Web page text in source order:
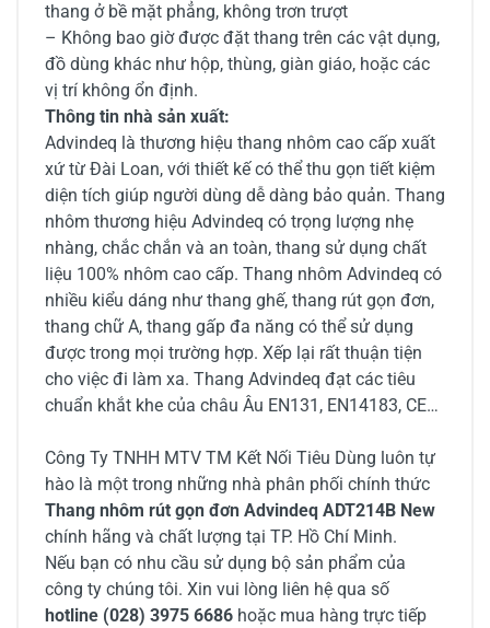
thang ở bề mặt phẳng, không trơn trượt
– Không bao giờ được đặt thang trên các vật dụng,
đồ dùng khác như hộp, thùng, giàn giáo, hoặc các
vị trí không ổn định.
Thông tin nhà sản xuất:
Advindeq là thương hiệu thang nhôm cao cấp xuất
xứ từ Đài Loan, với thiết kế có thể thu gọn tiết kiệm
diện tích giúp người dùng dễ dàng bảo quản. Thang
nhôm thương hiệu Advindeq có trọng lượng nhẹ
nhàng, chắc chắn và an toàn, thang sử dụng chất
liệu 100% nhôm cao cấp. Thang nhôm Advindeq có
nhiều kiểu dáng như thang ghế, thang rút gọn đơn,
thang chữ A, thang gấp đa năng có thể sử dụng
được trong mọi trường hợp. Xếp lại rất thuận tiện
cho việc đi làm xa. Thang Advindeq đạt các tiêu
chuẩn khắt khe của châu Âu EN131, EN14183, CE…
Công Ty TNHH MTV TM Kết Nối Tiêu Dùng luôn tự
hào là một trong những nhà phân phối chính thức
Thang nhôm rút gọn đơn Advindeq ADT214B New
chính hãng và chất lượng tại TP. Hồ Chí Minh.
Nếu bạn có nhu cầu sử dụng bộ sản phẩm của
công ty chúng tôi. Xin vui lòng liên hệ qua số
hotline (028) 3975 6686 hoặc mua hàng trực tiếp